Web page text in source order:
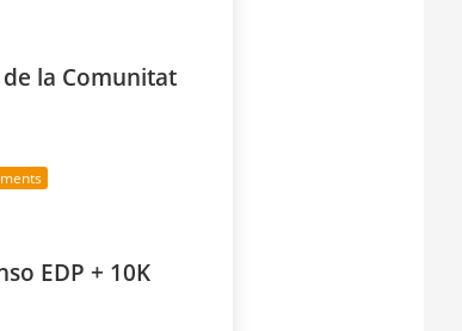
la Comunitat
EDP + 10K